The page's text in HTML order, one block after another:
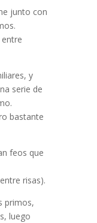
junto con
y
serie de
bastante
feos que
risas).
primos,
luego